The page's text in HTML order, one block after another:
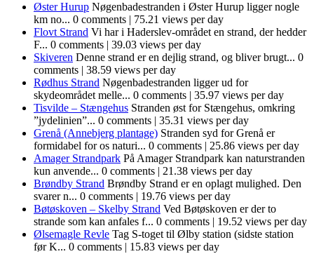
Øster Hurup Nøgenbadestranden i Øster Hurup ligger nogle
km no... 0 comments | 75.21 views per day
Flovt Strand Vi har i Haderslev-området en strand, der hedder
F... 0 comments | 39.03 views per day
Skiveren Denne strand er en dejlig strand, og bliver brugt... 0
comments | 38.59 views per day
Rødhus Strand Nøgenbadestranden ligger ud for
skydeområdet melle... 0 comments | 35.97 views per day
Tisvilde – Stængehus Stranden øst for Stængehus, omkring
”jydelinien”... 0 comments | 35.31 views per day
Grenå (Annebjerg plantage) Stranden syd for Grenå er
formidabel for os naturi... 0 comments | 25.86 views per day
Amager Strandpark På Amager Strandpark kan naturstranden
kun anvende... 0 comments | 21.38 views per day
Brøndby Strand Brøndby Strand er en oplagt mulighed. Den
svarer n... 0 comments | 19.76 views per day
Bøtøskoven – Skelby Strand Ved Bøtøskoven er der to
strande som kan anfales f... 0 comments | 19.52 views per day
Ølsemagle Revle Tag S-toget til Ølby station (sidste station
før K... 0 comments | 15.83 views per day